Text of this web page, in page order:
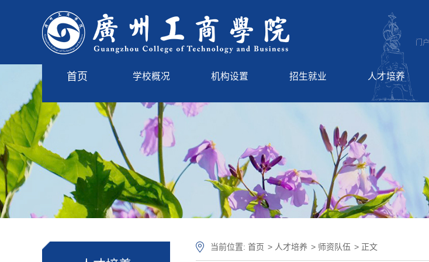
门户
首页 学校概况
学校简介
现任领导
学校标识
学校章程
学校沿革
机构设置 招生就业
就业服务
人才培养
国际教育
继续教育
当前位置: 首页 > 人才培养 > 师资队伍 > 正文